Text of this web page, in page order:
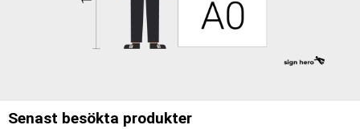
Senast besökta produkter